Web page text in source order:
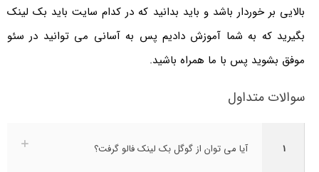
بالایی بر خوردار باشد و باید بدانید که در کدام سایت باید بک لینک
بگیرید که به شما آموزش دادیم پس به آسانی می توانید در سئو
موفق بشوید پس با ما همراه باشید.
سوالات متداول
آیا می توان از گوگل بک لینک فالو گرفت؟